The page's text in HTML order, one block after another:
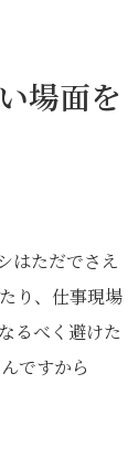
場面を
はただでさえ
り、仕事現場
るべく避けた
ですから